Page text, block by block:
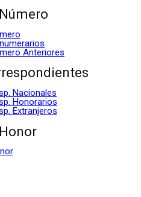
Anteriores
Nacionales
Honorarios
Extranjeros